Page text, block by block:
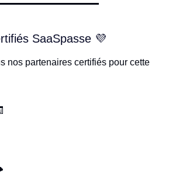
SaaSpasse 💜
nos partenaires certifiés pour cette